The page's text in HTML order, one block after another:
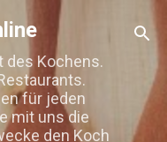
des Kochens.
für jeden
mit uns die
den Koch